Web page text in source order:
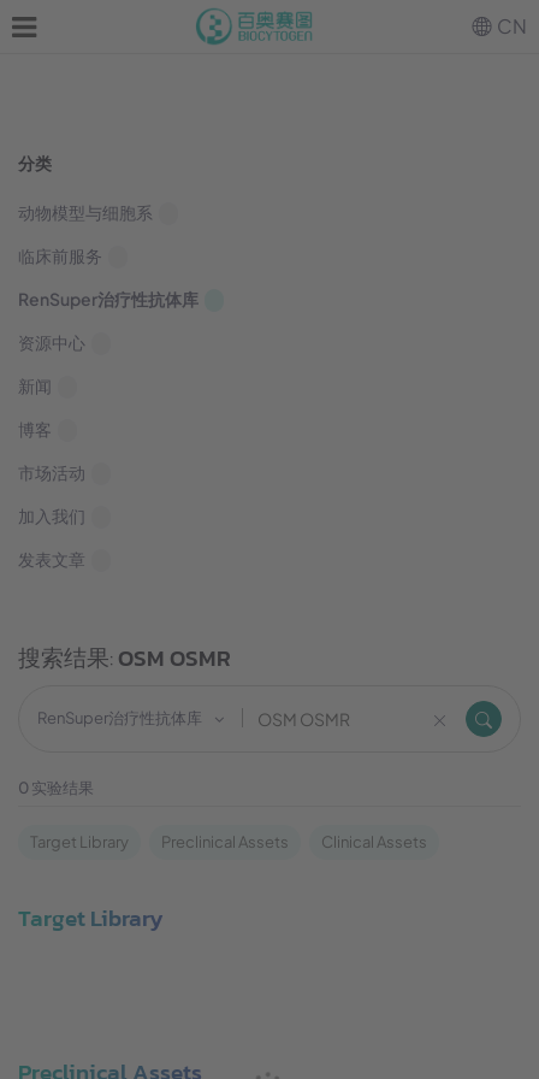
分类
动物模型与细胞系
临床前服务
RenSuper治疗性抗体库
资源中心
新闻
博客
市场活动
加入我们
发表文章
搜索结果: OSM OSMR
RenSuper治疗性抗体库
0 实验结果
Target Library Preclinical Assets Clinical Assets
Target Library
CN